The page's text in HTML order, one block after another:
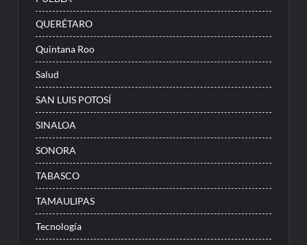
QUERÉTARO
Quintana Roo
Salud
SAN LUIS POTOSÍ
SINALOA
SONORA
TABASCO
TAMAULIPAS
Tecnología